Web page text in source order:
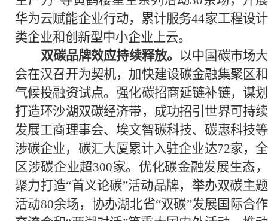
华为云赋能企业行动，累计服务44家工程设计
类企业和创新型中小企业上云。
双碳品牌效应持续释放。 以中国碳市场大
会在汉召开为契机，加快建设碳金融集聚区和
气候投融资试点。强化碳招商延链补链，谋划
打造环沙湖双碳经济带，成功招引世界可持续
发展工商理事会、埃文智碳科技、碳惠科技等
涉碳企业，碳汇大厦累计入驻企业达72家，全
区涉碳企业超300家。优化碳金融发展生态，
聚力打造“首义论碳”活动品牌，举办双碳主题
活动80余场，协办湖北省“双碳”发展国际合作